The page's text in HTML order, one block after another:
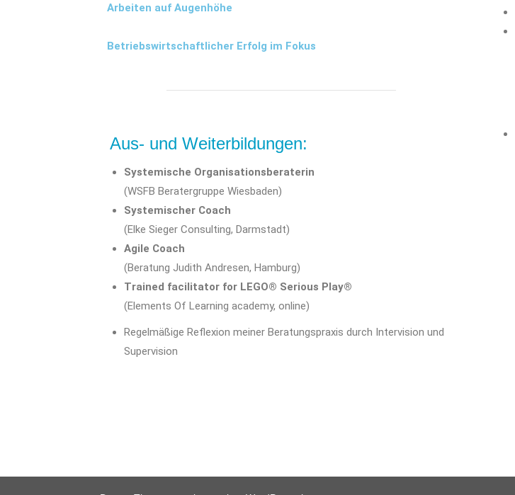
Arbeiten auf Augenhöhe
Betriebswirtschaftlicher Erfolg im Fokus
Aus- und Weiterbildungen:
Systemische Organisationsberaterin
(WSFB Beratergruppe Wiesbaden)
Systemischer Coach
(Elke Sieger Consulting, Darmstadt)
Agile Coach
(Beratung Judith Andresen, Hamburg)
Trained facilitator for LEGO® Serious Play®
(Elements Of Learning academy, online)
Regelmäßige Reflexion meiner Beratungspraxis durch Intervision und
Supervision